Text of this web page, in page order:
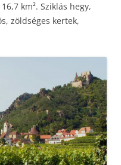
km². Sziklás hegy,
zöldséges kertek,